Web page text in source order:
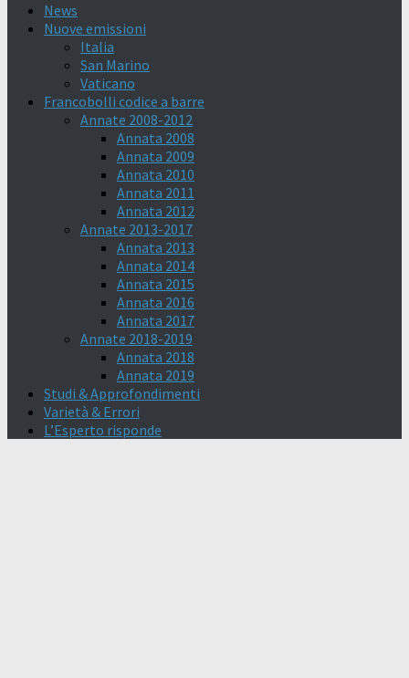
News
Nuove emissioni
Italia
San Marino
Vaticano
Francobolli codice a barre
Annate 2008-2012
Annata 2008
Annata 2009
Annata 2010
Annata 2011
Annata 2012
Annate 2013-2017
Annata 2013
Annata 2014
Annata 2015
Annata 2016
Annata 2017
Annate 2018-2019
Annata 2018
Annata 2019
Studi & Approfondimenti
Varietà & Errori
L’Esperto risponde